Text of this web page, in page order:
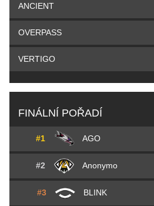
ANCIENT
OVERPASS
VERTIGO
FINÁLNÍ POŘADÍ
#1 AGO
DamianFurlanKislowski
MaciejF1KUMiklas
#2 Anonymo
JanuszSnaxPogorzelski
#3 BLINK